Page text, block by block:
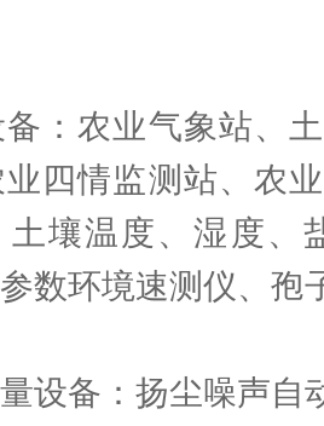
农业气象站、土
四情监测站、农
土壤温度、湿度、
数环境速测仪、孢
备：扬尘噪声自